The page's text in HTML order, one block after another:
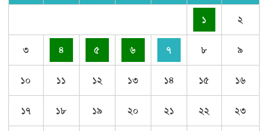
১ ২
৩ ৪ ৫ ৬ ৭ ৮ ৯
১০ ১১ ১২ ১৩ ১৪ ১৫ ১৬
১৭ ১৮ ১৯ ২০ ২১ ২২ ২৩